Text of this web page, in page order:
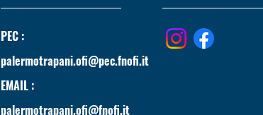
PEC :
palermotrapani.ofi@pec.fnofi.it
EMAIL :
palermotrapani.ofi@fnofi.it